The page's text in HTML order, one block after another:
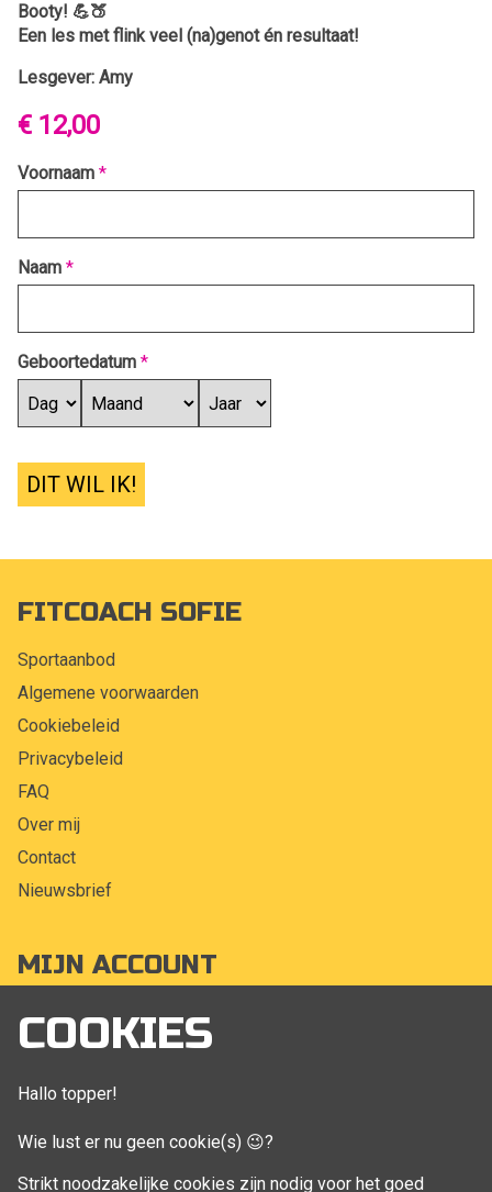
COOKIES
Hallo topper!
Wie lust er nu geen cookie(s) 😉?
Strikt noodzakelijke cookies zijn nodig voor het goed
Booty! 💪🍑
Een les met flink veel (na)genot én resultaat!
Lesgever: Amy
€ 12,00
Voornaam *
Naam *
Geboortedatum *
DIT WIL IK!
FITCOACH SOFIE
Sportaanbod
Algemene voorwaarden
Cookiebeleid
Privacybeleid
FAQ
Over mij
Contact
Nieuwsbrief
MIJN ACCOUNT
Mijn account
Bestellingen
Aankoop beheren